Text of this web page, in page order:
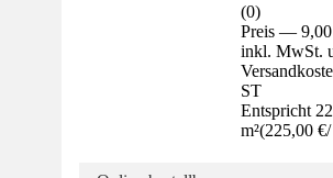
(0)
Preis —
inkl. MwSt.
ST
Entspricht
m²(225,00 €/